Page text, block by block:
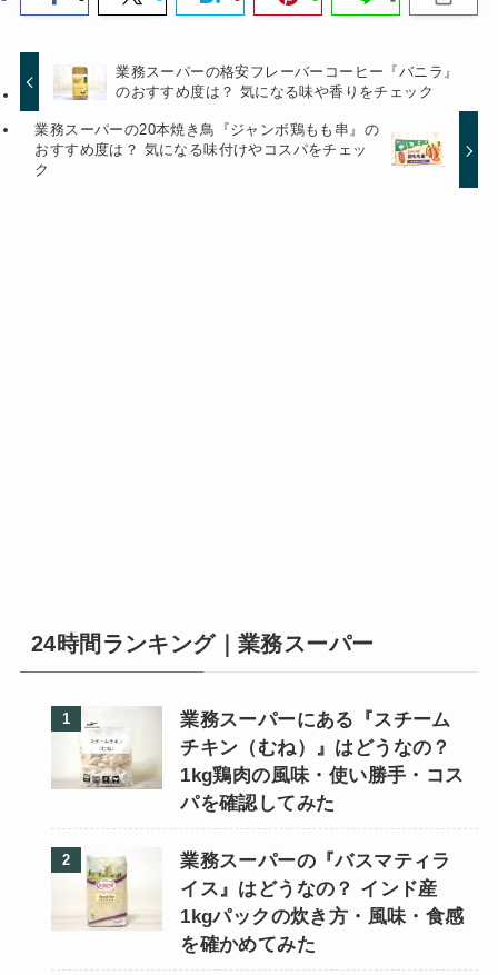
業務スーパーの格安フレーバーコーヒー『バニラ』
のおすすめ度は？ 気になる味や香りをチェック
業務スーパーの20本焼き鳥『ジャンボ鶏もも串』の
おすすめ度は？ 気になる味付けやコスパをチェッ
ク
24時間ランキング｜業務スーパー
業務スーパーにある『スチーム
チキン（むね）』はどうなの？
1kg鶏肉の風味・使い勝手・コス
パを確認してみた
業務スーパーの『バスマティラ
イス』はどうなの？ インド産
1kgパックの炊き方・風味・食感
を確かめてみた